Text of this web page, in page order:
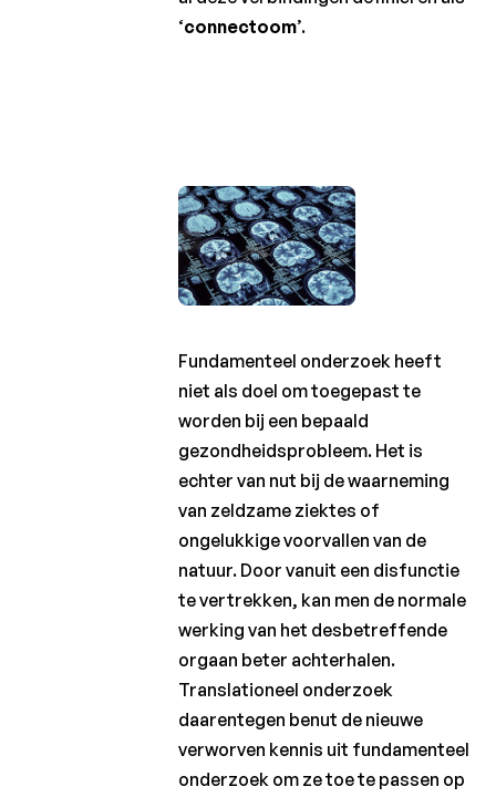
‘connectoom’.
Fundamenteel onderzoek heeft
niet als doel om toegepast te
worden bij een bepaald
gezondheidsprobleem. Het is
echter van nut bij de waarneming
van zeldzame ziektes of
ongelukkige voorvallen van de
natuur. Door vanuit een disfunctie
te vertrekken, kan men de normale
werking van het desbetreffende
orgaan beter achterhalen.
Translationeel onderzoek
daarentegen benut de nieuwe
verworven kennis uit fundamenteel
onderzoek om ze toe te passen op